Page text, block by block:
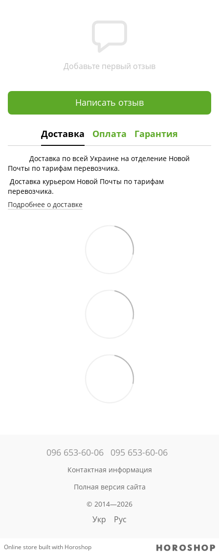
Добавьте первый отзыв
Написать отзыв
Доставка Оплата Гарантия
Доставка по всей Украине на отделение Новой
Почты по тарифам перевозчика.
Доставка курьером Новой Почты по тарифам
перевозчика.
Подробнее о доставке
096 653-60-06 095 653-60-06
Контактная информация
Полная версия сайта
© 2014—2026
Укр Рус
Online store built with Horoshop